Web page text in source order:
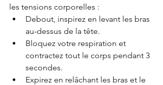
les tensions corporelles :
Debout, inspirez en levant les bras
au-dessus de la tête.
Bloquez votre respiration et
contractez tout le corps pendant 3
secondes.
Expirez en relâchant les bras et le